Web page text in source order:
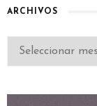
ARCHIVOS